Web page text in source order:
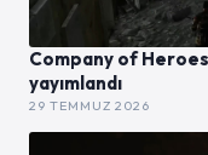
Company of
yayımlandı
29 TEMMUZ 2026